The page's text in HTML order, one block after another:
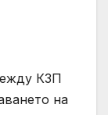
КЗП
на